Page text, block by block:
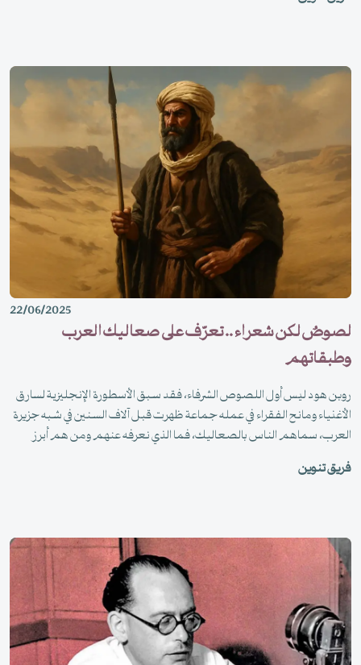
وشقرة الشعر تخبرانك عن الهوية الغربية للتمثال القائم، أجل فهنا "دار ابن
22/06/2025
لصوصٌ لكن شعراء .. تعرّف على صعاليك العرب
وطبقاتهم
روبن هود ليس أول اللصوص الشرفاء، فقد سبق الأسطورة الإنجليزية لسارق
الأغنياء ومانح الفقراء في عمله جماعة ظهرت قبل آلاف السنين في شبه جزيرة
العرب، سماهم الناس بالصعاليك، فما الذي نعرفه عنهم ومن هم أبرز
فريق تنوين